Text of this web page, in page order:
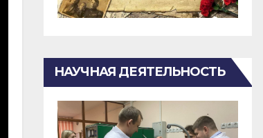
НАУЧНАЯ ДЕЯТЕЛЬНОСТЬ